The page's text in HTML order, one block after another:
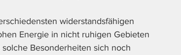
widerstandsfähigen
Energie in nicht ruhigen Gebieten
Besonderheiten sich noch